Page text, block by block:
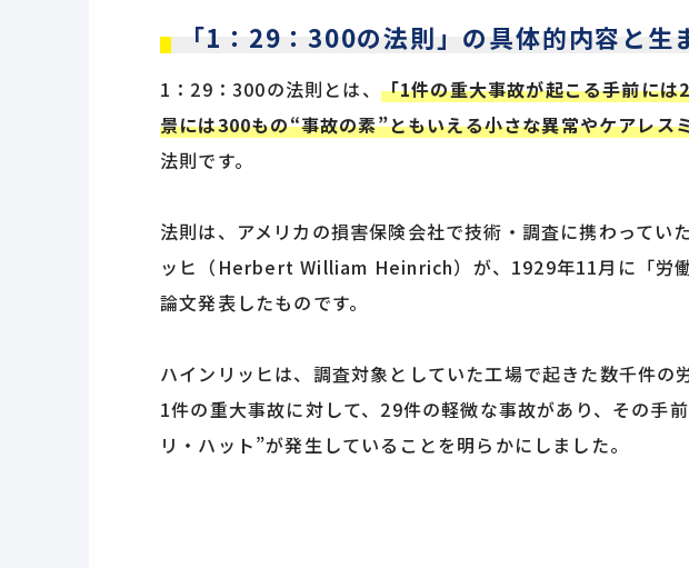
「1：29：300の法則」の具体的内容と生
1：29：300の法則とは、 「1件の重大事故が起こる手前に
景には300もの“事故の素”ともいえる小さな異常やケアレス
法則です。
法則は、アメリカの損害保険会社で技術・調査に携わってい
ッヒ（Herbert William Heinrich）が、1929年11月に「労
論文発表したものです。
ハインリッヒは、調査対象としていた工場で起きた数千件の
1件の重大事故に対して、29件の軽微な事故があり、その手
リ・ハット”が発生していることを明らかにしました。